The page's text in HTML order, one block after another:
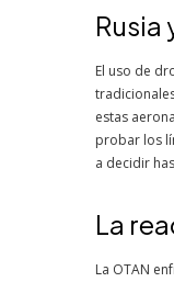
Rusia
El uso de
estas
probar los
a decidir
La
La OTAN